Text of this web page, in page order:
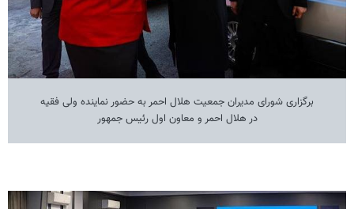
برگزاری شورای مدیران جمعیت هلال احمر به حضور نماینده ولی فقیه
در هلال احمر و معاون اول رئیس جمهور